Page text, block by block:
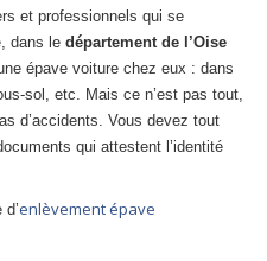
et professionnels qui se
dans le département de l’Oise
épave voiture chez eux : dans
sol, etc. Mais ce n’est pas tout,
d’accidents. Vous devez tout
qui attestent l’identité
enlèvement épave